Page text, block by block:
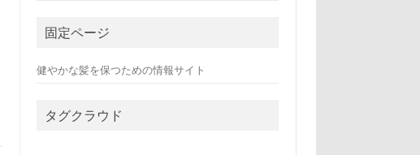
固定ページ
健やかな髪を保つための情報サイト
タグクラウド